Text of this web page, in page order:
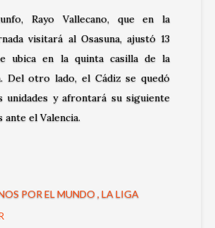
Rayo Vallecano, que en la
visitará al Osasuna, ajustó 13
ubica en la quinta casilla de la
Del otro lado, el Cádiz se quedó
unidades y afrontará su siguiente
ante el Valencia.
POR EL MUNDO LA LIGA